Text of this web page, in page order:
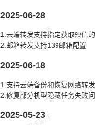
2025-06-28
1.云端转发支持指定获取短信
2.邮箱转发支持139邮箱配置
2025-06-18
1.支持云端备份和恢复网络转
2.修复部分机型隐藏任务失败
2025-05-23